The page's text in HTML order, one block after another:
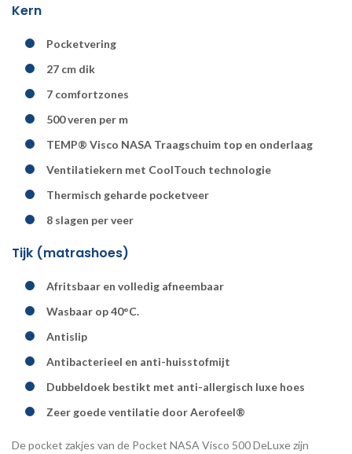
Kern
Pocketvering
27 cm dik
7 comfortzones
500 veren per m
TEMP® Visco NASA Traagschuim top en onderlaag
Ventilatiekern met CoolTouch technologie
Thermisch geharde pocketveer
8 slagen per veer
Tijk (matrashoes)
Afritsbaar en volledig afneembaar
Wasbaar op 40°C.
Antislip
Antibacterieel en anti-huisstofmijt
Dubbeldoek bestikt met anti-allergisch luxe hoes
Zeer goede ventilatie door Aerofeel®
De pocket zakjes van de Pocket NASA Visco 500 DeLuxe zijn